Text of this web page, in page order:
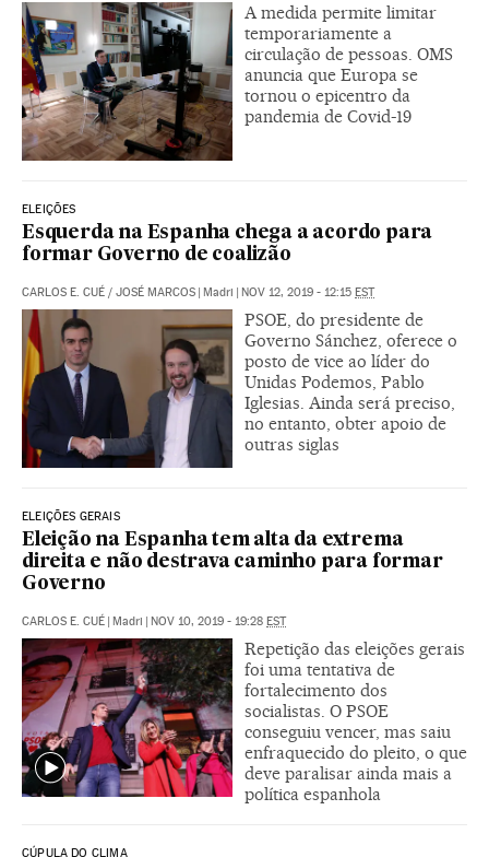
A medida permite limitar
temporariamente a
circulação de pessoas. OMS
anuncia que Europa se
tornou o epicentro da
pandemia de Covid-19
ELEIÇÕES
Esquerda na Espanha chega a acordo para
formar Governo de coalizão
CARLOS E. CUÉ / JOSÉ MARCOS | Madri | NOV 12, 2019 - 12:15 EST
PSOE, do presidente de
Governo Sánchez, oferece o
posto de vice ao líder do
Unidas Podemos, Pablo
Iglesias. Ainda será preciso,
no entanto, obter apoio de
outras siglas
ELEIÇÕES GERAIS
Eleição na Espanha tem alta da extrema
direita e não destrava caminho para formar
Governo
CARLOS E. CUÉ | Madri | NOV 10, 2019 - 19:28 EST
Repetição das eleições gerais
foi uma tentativa de
fortalecimento dos
socialistas. O PSOE
conseguiu vencer, mas saiu
enfraquecido do pleito, o que
deve paralisar ainda mais a
política espanhola
CÚPULA DO CLIMA